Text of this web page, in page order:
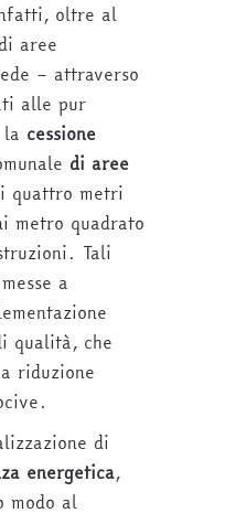
oltre al
aree
– attraverso
alle pur
cessione
di aree
quattro metri
metro quadrato
Tali
a
qualità, che
riduzione
di
energetica,
modo al